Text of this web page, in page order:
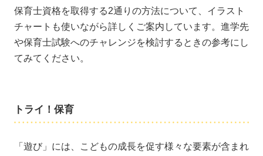
保育士資格を取得する2通りの方法について、イラスト
チャートも使いながら詳しくご案内しています。進学先
や保育士試験へのチャレンジを検討するときの参考にし
てみてください。
トライ！保育
「遊び」には、こどもの成長を促す様々な要素が含まれ